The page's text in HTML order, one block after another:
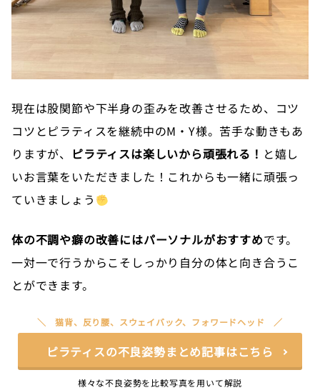
現在は股関節や下半身の歪みを改善させるため、コツ
コツとピラティスを継続中のM・Y様。苦手な動きもあ
りますが、 ピラティスは楽しいから頑張れる！ と嬉し
いお言葉をいただきました！これからも一緒に頑張っ
ていきましょう
体の不調や癖の改善にはパーソナルがおすすめです。
一対一で行うからこそしっかり自分の体と向き合うこ
とができます。
猫背、反り腰、スウェイバック、フォワードヘッド
ピラティスの不良姿勢まとめ記事はこちら
様々な不良姿勢を比較写真を用いて解説